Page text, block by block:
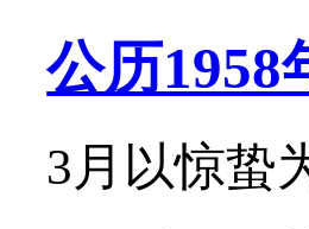
公历1958
3月以惊蛰